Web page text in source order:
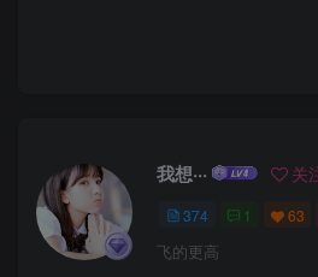
我想··· 关
374 1 63
飞的更高